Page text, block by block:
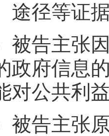
途径等证
告主张因
政府信息
对公共利
告主张原